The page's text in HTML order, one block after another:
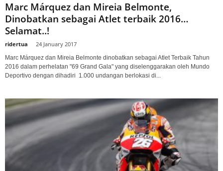
Marc Márquez dan Mireia Belmonte,
Dinobatkan sebagai Atlet terbaik 2016…
Selamat..!
ridertua 24 January 2017
Marc Márquez dan Mireia Belmonte dinobatkan sebagai Atlet Terbaik Tahun
2016 dalam perhelatan "69 Grand Gala" yang diselenggarakan oleh Mundo
Deportivo dengan dihadiri 1.000 undangan berlokasi di...